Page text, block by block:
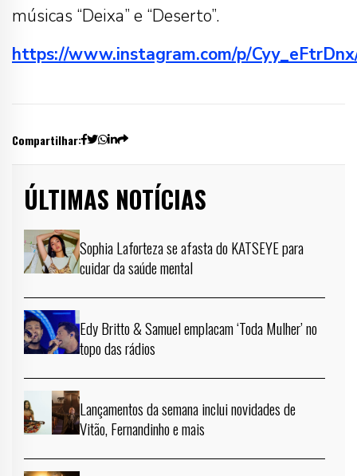
músicas “Deixa” e “Deserto”.
https://www.instagram.com/p/
Compartilhar:
ÚLTIMAS NOTÍCIAS
Sophia Laforteza se afasta do KATSEYE para
cuidar da saúde mental
Edy Britto & Samuel emplacam ‘Toda Mulher’ no
topo das rádios
Lançamentos da semana inclui novidades de
Vitão, Fernandinho e mais